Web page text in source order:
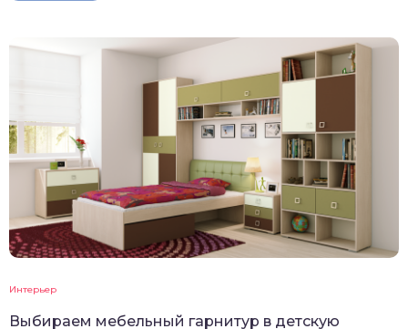
Интерьер
Выбираем мебельный гарнитур в детскую